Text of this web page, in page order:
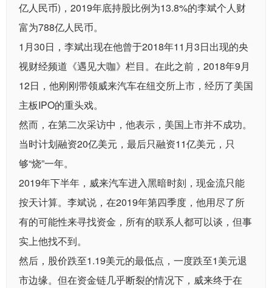
亿人民币)，2019年底持股比例为13.8%的李斌个人财
富为788亿人民币。
1月30日，李斌出现在他曾于2018年11月3日出现的央
视财经频道《遇见大咖》栏目。在此之前，2018年9月
12日，他刚刚带领威来汽车在纽交所上市，经历了美国
主板IPO的重头戏。
然而，在第二次采访中，他表示，美国上市并不成功。
当时计划融资20亿美元，最后只融资11亿美元，只
够“烧”一年。
2019年下半年，威来汽车进入黑暗时刻，现金流只能
按天计算。李斌说，在2019年第四季度，他用尽了所
有的可能性来寻找资金，所有的联系人都可以谈，但事
实上他找不到。
然后，股价跌至1.19美元的最低点，一度跌至1美元退
市边缘。但在资金链几乎断裂的情况下，威来终于在